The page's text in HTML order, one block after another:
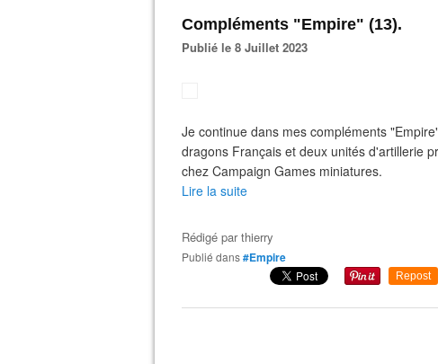
Compléments "Empire" (13).
Publié le 8 Juillet 2023
Je continue dans mes compléments
dragons Français et deux unités d'artillerie
chez Campaign Games miniatures.
Lire la suite
Rédigé parthierry
Publié dans#Empire
Repost